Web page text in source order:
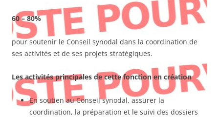
60 – 80%
pour soutenir le Conseil synodal dans la coordination de
ses activités et de ses projets stratégiques.
Les activités principales de cette fonction en création
En soutien au Conseil synodal, assurer la
coordination, la préparation et le suivi des dossiers